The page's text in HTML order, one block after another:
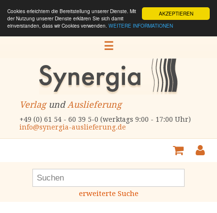
AKZEPTIEREN
Cookies erleichtern die Bereitstellung unserer Dienste. Mit
der Nutzung unserer Dienste erklären Sie sich damit
einverstanden, dass wir Cookies verwenden. WEITERE INFORMATIONEN
☰
VerlagundAuslieferung
+49 (0) 61 54 - 60 39 5-0 (werktags 9:00 - 17:00 Uhr)
info@synergia-auslieferung.de
erweiterte Suche